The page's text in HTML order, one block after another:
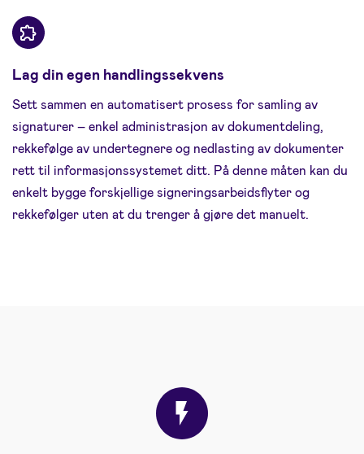
Lag din egen handlingssekvens
Sett sammen en automatisert prosess for samling av
signaturer – enkel administrasjon av dokumentdeling,
rekkefølge av undertegnere og nedlasting av dokumenter
rett til informasjonssystemet ditt. På denne måten kan du
enkelt bygge forskjellige signeringsarbeidsflyter og
rekkefølger uten at du trenger å gjøre det manuelt.